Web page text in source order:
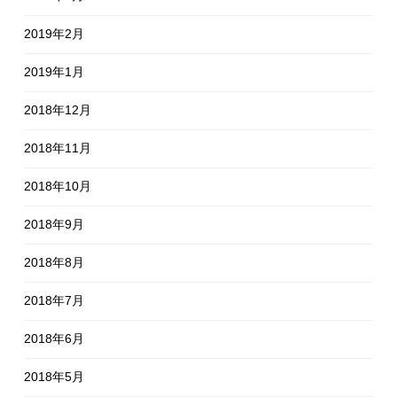
2019年2月
2019年1月
2018年12月
2018年11月
2018年10月
2018年9月
2018年8月
2018年7月
2018年6月
2018年5月